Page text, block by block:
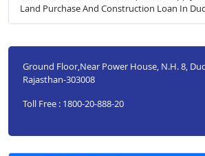
Land Purchase And Construction Loan In
Ground Floor,Near Power House, N.H. 8,
Rajasthan-303008
Toll Free : 1800-20-888-20